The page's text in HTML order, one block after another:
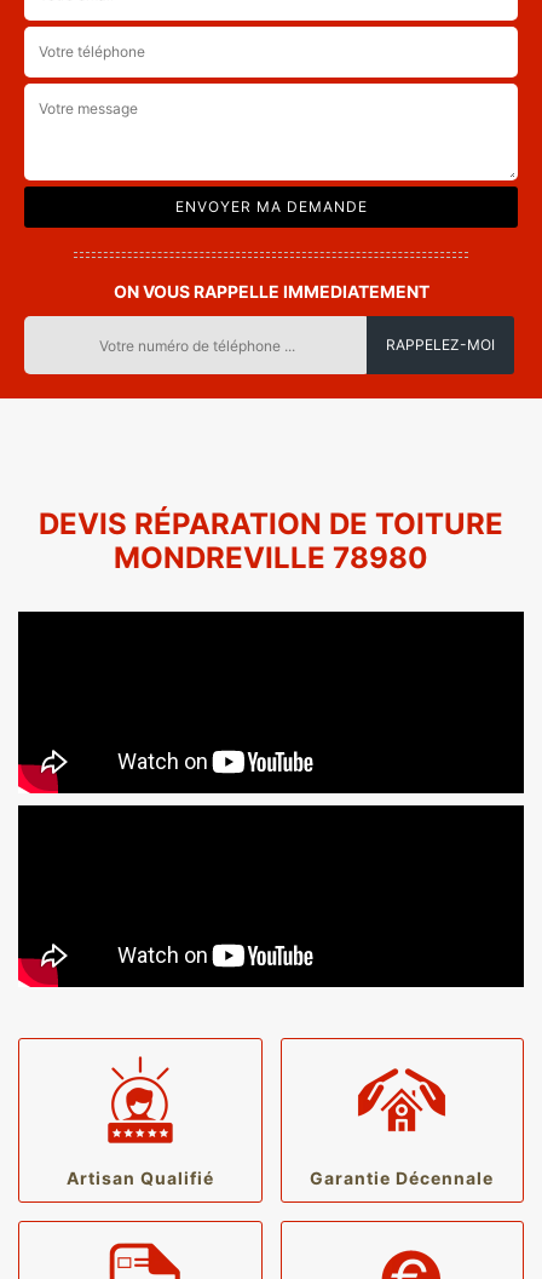
ON VOUS RAPPELLE IMMEDIATEMENT
DEVIS RÉPARATION DE TOITURE
MONDREVILLE 78980
Artisan Qualifié Garantie Décennale